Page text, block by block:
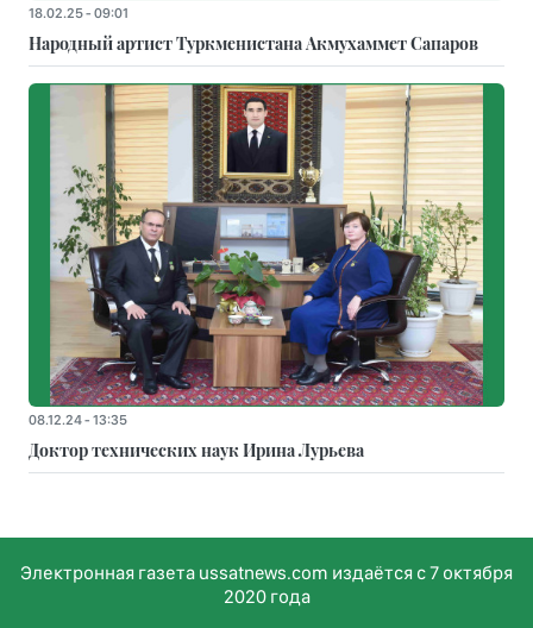
18.02.25 - 09:01
Народный артист Туркменистана Акмухаммет Сапаров
08.12.24 - 13:35
Доктор технических наук Ирина Лурьева
Электронная газета ussatnews.com издаётся с 7 октября
2020 года